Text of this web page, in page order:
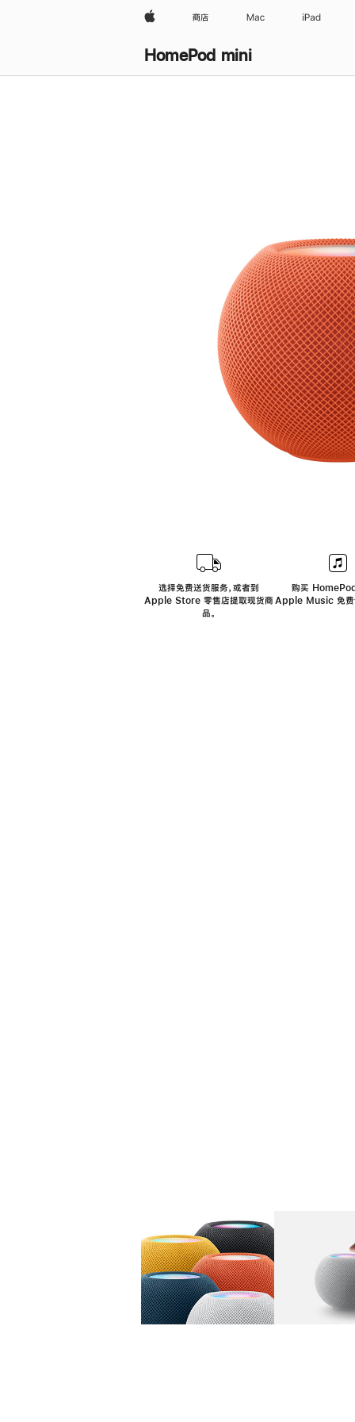
Apple 商店 Mac iPad
HomePod mini
选择免费送货服务，或者到
Apple Store 零售店提取现货商
品。
购买
Apple Music 免费
图库 图像 1